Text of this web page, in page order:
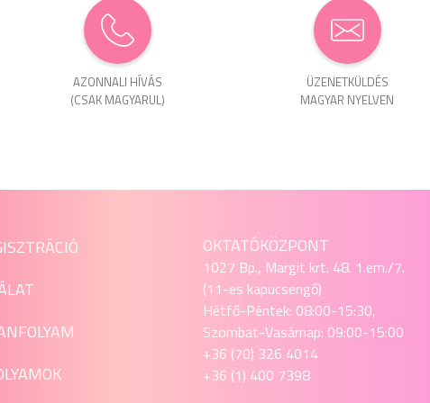
AZONNALI HÍVÁS
(CSAK MAGYARUL)
ÜZENET­KÜLDÉS
MAGYAR NYELVEN
OKTATÓKÖZPONT
1027 Bp., Margit krt. 48. 1.em./7.
(11-es kapucsengő)
Hétfő-Péntek: 08:00-15:30,
Szombat-Vasárnap: 09:00-15:00
+36 (70) 326 4014
+36 (1) 400 7398